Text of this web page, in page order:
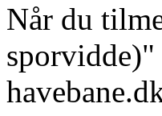
Når du